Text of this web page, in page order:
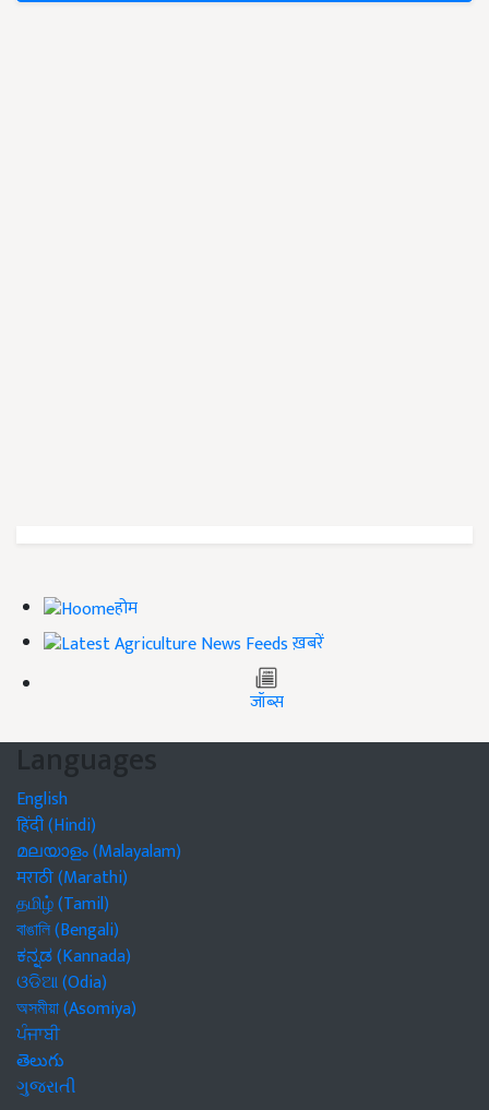
होम
ख़बरें
जॉब्स
Languages
English
हिंदी (Hindi)
മലയാളം (Malayalam)
मराठी (Marathi)
தமிழ் (Tamil)
বাঙালি (Bengali)
ಕನ್ನಡ (Kannada)
ଓଡିଆ (Odia)
অসমীয়া (Asomiya)
ਪੰਜਾਬੀ
తెలుగు
ગુજરાતી